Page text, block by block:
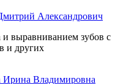
Александрович
и выравниванием зубов с
и других
Ирина Владимировна